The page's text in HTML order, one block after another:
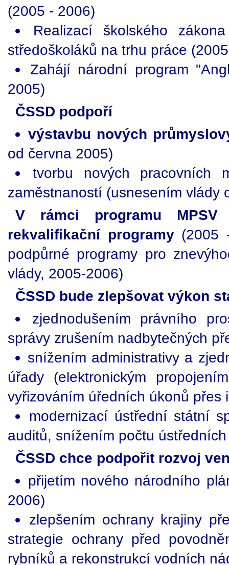
(2005 - 2006)
Realizací školského
středoškoláků na trhu práce
Zahájí národní program
2005)
ČSSD podpoří
výstavbu nových
od června 2005)
tvorbu nových pracovních
zaměstnaností (usnesením vlády
V rámci programu MPSV
rekvalifikační programy(2005
podpůrné programy pro
vlády, 2005-2006)
ČSSD bude zlepšovat výkon
zjednodušením právního
správy zrušením nadbytečných
snížením administrativy a
úřady (elektronickým
vyřizováním úředních úkonů přes
modernizací ústřední státní
auditů, snížením počtu
ČSSD chce podpořit rozvoj
přijetím nového národního
2006)
zlepšením ochrany krajiny
strategie ochrany před
rybníků a rekonstrukcí vodních